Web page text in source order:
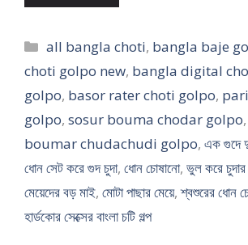
Categories
all bangla choti, bangla baje
choti golpo new, bangla digital
golpo, basor rater choti golpo,
golpo, sosur bouma chodar golpo,
boumar chudachudi golpo, এক গুদে
ধোন সেট করে গুদ চুদা, ধোন চোষানো, ভুল করে চুদার
মেয়েদের বড় মাই, মোটা পাছার মেয়ে,শ্বশুরের ধোন
হার্ডকোর সেক্সের বাংলা চটি গল্প